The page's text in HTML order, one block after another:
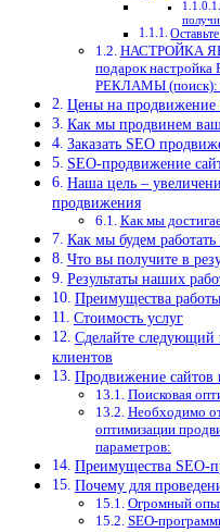
НАСТРОЙКА
подарок
РЕКЛАМЫ (поиск):
Цены на продвижение
Как мы продвинем ваш
Заказать SEO
SEO-продвижение
Наша цель –
продвижения
Как мы
Как мы будем
Что вы получите в
Результаты наших
Преимущества
Стоимость услуг
Сделайте следующий
клиентов
Продвижение сайтов
Поисковая
Необходимо
оптимизации
параметров:
Преимущества SEO-
Почему для
Огромный
SEO-